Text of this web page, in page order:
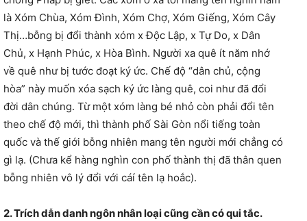
là Xóm Chùa, Xóm Đình, Xóm Chợ, Xóm Giếng, Xóm Cây
Thị…bỗng bị đổi thành xóm x Độc Lập, x Tự Do, x Dân
Chủ, x Hạnh Phúc, x Hòa Bình. Người xa quê ít năm nhớ
về quê như bị tước đoạt ký ức. Chế độ “dân chủ, cộng
hòa” này muốn xóa sạch ký ức làng quê, coi như đã đổi
đời dân chúng. Từ một xóm làng bé nhỏ còn phải đổi tên
theo chế độ mới, thì thành phố Sài Gòn nổi tiếng toàn
quốc và thế giới bỗng nhiên mang tên người mới chẳng có
gì lạ. (Chưa kể hàng nghìn con phố thành thị đã thân quen
bỗng nhiên vô lý đổi với cáí tên lạ hoắc).
2. Trích dẫn danh ngôn nhân loại cũng cần có qui tắc.